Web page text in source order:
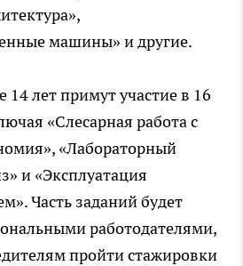
машины» и другие.
лет примут участие в 16
«Слесарная работа с
«Лабораторный
и «Эксплуатация
Часть заданий будет
работодателями,
пройти стажировки